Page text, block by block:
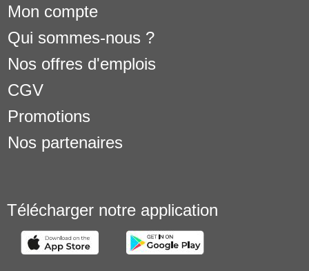
Mon compte
Qui sommes-nous ?
Nos offres d'emplois
CGV
Promotions
Nos partenaires
Télécharger notre application